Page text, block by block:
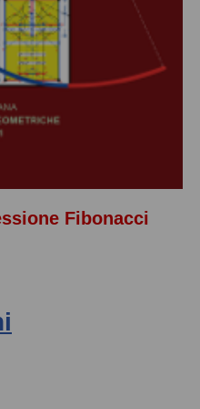
Fibonacci